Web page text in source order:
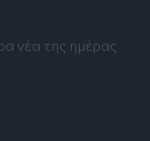
νέα της ημέρας